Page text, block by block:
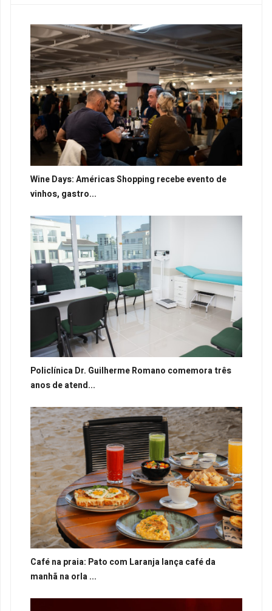
Wine Days: Américas Shopping recebe evento de
vinhos, gastro...
Policlínica Dr. Guilherme Romano comemora três
anos de atend...
Café na praia: Pato com Laranja lança café da
manhã na orla ...